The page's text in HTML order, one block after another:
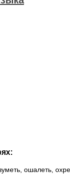
ошалеть,